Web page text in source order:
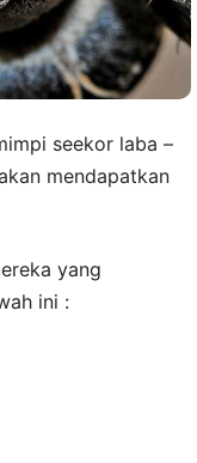
seekor laba –
mendapatkan
yang
ini :